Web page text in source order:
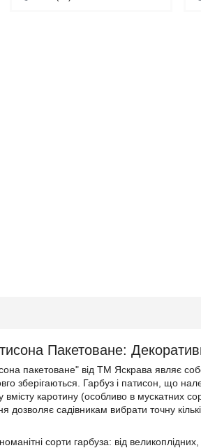
Пакетоване:
пакетоване" від ТМ Яскрава являє
зберігаються. Гарбуз і патисон, що
вмісту каротину (особливо в мускатних
садівникам вибрати точну
сорти гарбуза: від